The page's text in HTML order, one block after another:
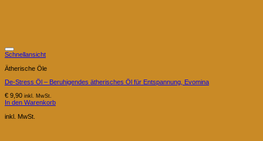
Schnellansicht
Ätherische Öle
De-Stress Öl – Beruhigendes ätherisches Öl für Entspannung, Evomina
€ 9,90 inkl. MwSt.
In den Warenkorb
inkl. MwSt.